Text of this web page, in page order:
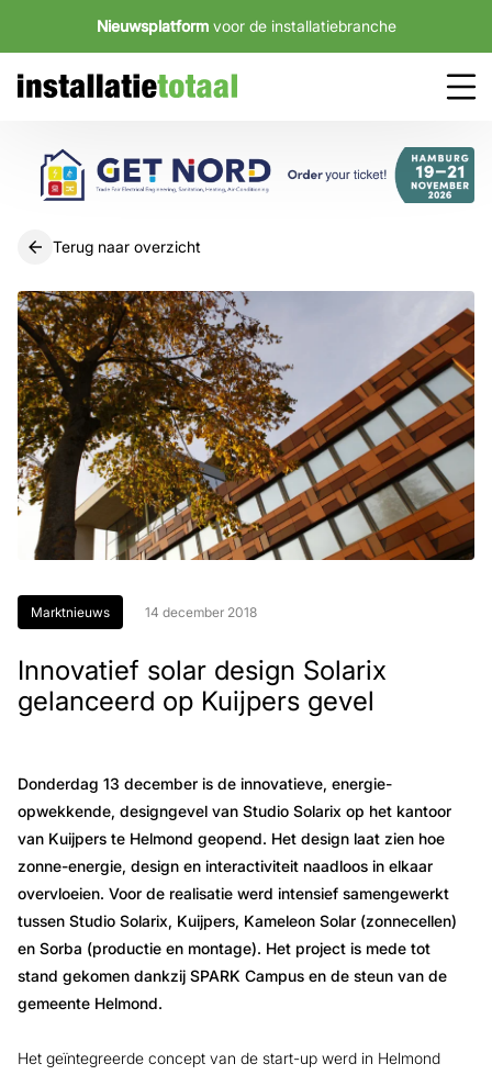
Nieuwsplatform voor de installatiebranche
Terug naar overzicht
Marktnieuws 14 december 2018
Innovatief solar design Solarix
gelanceerd op Kuijpers gevel
Donderdag 13 december is de innovatieve, energie-
opwekkende, designgevel van Studio Solarix op het kantoor
van Kuijpers te Helmond geopend. Het design laat zien hoe
zonne-energie, design en interactiviteit naadloos in elkaar
overvloeien. Voor de realisatie werd intensief samengewerkt
tussen Studio Solarix, Kuijpers, Kameleon Solar (zonnecellen)
en Sorba (productie en montage). Het project is mede tot
stand gekomen dankzij SPARK Campus en de steun van de
gemeente Helmond.
Het geïntegreerde concept van de start-up werd in Helmond